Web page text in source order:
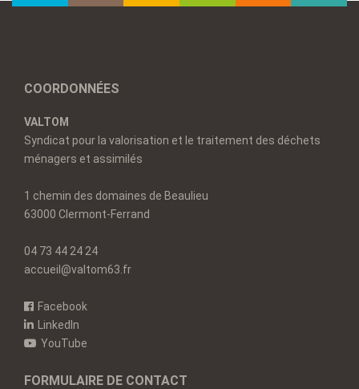
COORDONNÉES
VALTOM
Syndicat pour la valorisation et le traitement des déchets
ménagers et assimilés
1 chemin des domaines de Beaulieu
63000 Clermont-Ferrand
04 73 44 24 24
accueil@valtom63.fr
Facebook
LinkedIn
YouTube
FORMULAIRE DE CONTACT